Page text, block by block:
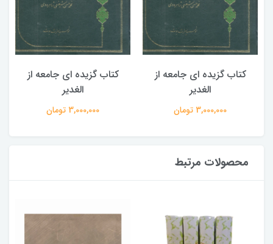
کتاب گزیده ای جامعه از
الغدیر
3,000,000 تومان
کتاب گزیده ای جامعه از
الغدیر
3,000,000 تومان
محصولات مرتبط